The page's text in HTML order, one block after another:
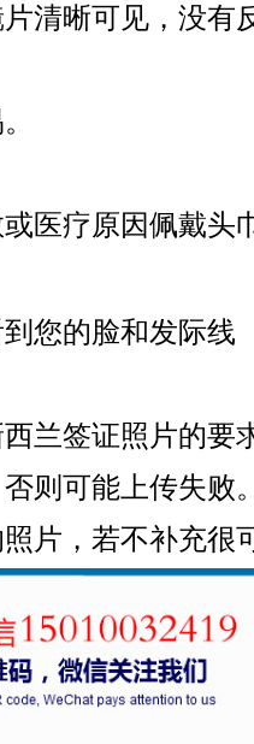
清晰可见，没有
医疗原因佩戴头
您的脸和发际线
兰签证照片的要
则可能上传失败
片，若不补充很